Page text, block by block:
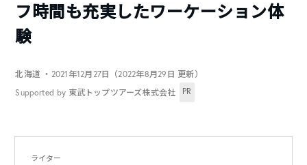
フ時間も充実したワーケーション体
験
北海道 ・2021年12月27日（2022年8月29日 更新）
Supported by 東武トップツアーズ株式会社
PR
ライター